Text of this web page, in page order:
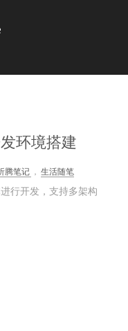
环境搭建
腾笔记 ， 生活随笔
行开发，支持多架构